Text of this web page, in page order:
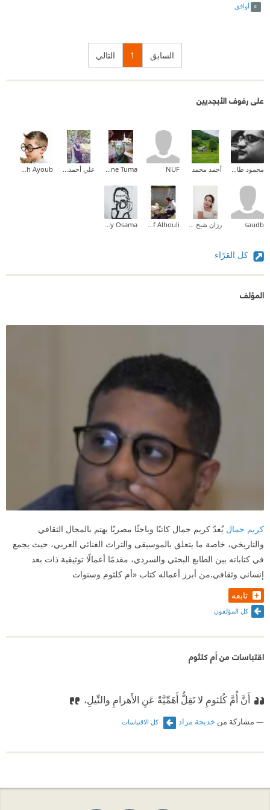
أوافق
السابق 1 التالي
على رفوف الأبجديين
محمود طارق إبراهيم أحمد محمد NUF
Nadia Yassine Tuma علي أحمد حجازي Abdallah Ayoub
saudb رزان شيخ حسن Yousef Alhouli
Wady Osama
كل القرّاء
المؤلف
كريم جمال يُعدّ كريم جمال كاتبًا وباحثًا مصريًا يهتم بالمجال الثقافي
والتاريخي، خاصة ما يتعلق بالموسيقى والتراث الغنائي العربي، حيث يجمع
في كتاباته بين الطابع البحثي والسردي، مقدمًا أعمالًا توثيقية ذات بعد
إنساني وثقافي.من أبرز أعماله كتاب «أم كلثوم وسنوات
تابعه
كل المؤلفون
اقتباسات من أم كلثوم
أَنَّ أُمَّ كُلثومٍ لا تَقِلُّ أَهَمِّيَّةً عَنِ الأَهرامِ والنِّيلِ،
مشاركة من خديجة مراد كل الاقتباسات